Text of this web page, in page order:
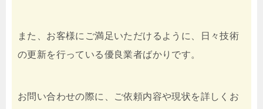
また、お客様にご満足いただけるように、日々技術
の更新を行っている優良業者ばかりです。
お問い合わせの際に、ご依頼内容や現状を詳しくお